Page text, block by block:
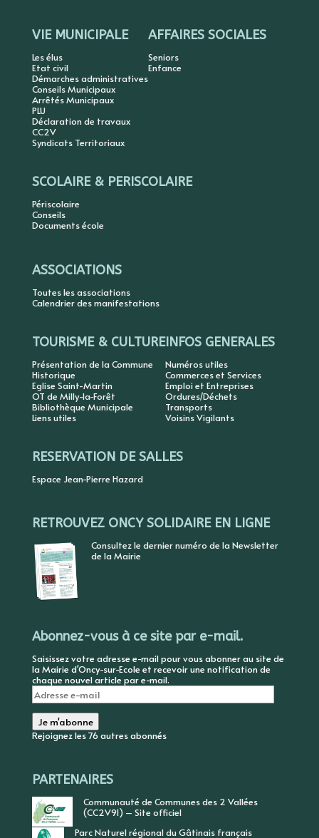
VIE MUNICIPALE
Les élus
Etat civil
Démarches administratives
Conseils Municipaux
Arrêtés Municipaux
PLU
Déclaration de travaux
CC2V
Syndicats Territoriaux
AFFAIRES SOCIALES
Seniors
Enfance
SCOLAIRE & PERISCOLAIRE
Périscolaire
Conseils
Documents école
ASSOCIATIONS
Toutes les associations
Calendrier des manifestations
TOURISME & CULTURE
Présentation de la Commune
Historique
Eglise Saint-Martin
OT de Milly-la-Forêt
Bibliothèque Municipale
Liens utiles
INFOS GENERALES
Numéros utiles
Commerces et Services
Emploi et Entreprises
Ordures/Déchets
Transports
Voisins Vigilants
RESERVATION DE SALLES
Espace Jean-Pierre Hazard
RETROUVEZ ONCY SOLIDAIRE EN LIGNE
Consultez le dernier numéro de la Newsletter
de la Mairie
Abonnez-vous à ce site par e-mail.
Saisissez votre adresse e-mail pour vous abonner au site de
la Mairie d'Oncy-sur-Ecole et recevoir une notification de
chaque nouvel article par e-mail.
Adresse
e-
mail
Je m'abonne
Rejoignez les 76 autres abonnés
PARTENAIRES
Communauté de Communes des 2 Vallées
(CC2V91) – Site officiel
Parc Naturel régional du Gâtinais français